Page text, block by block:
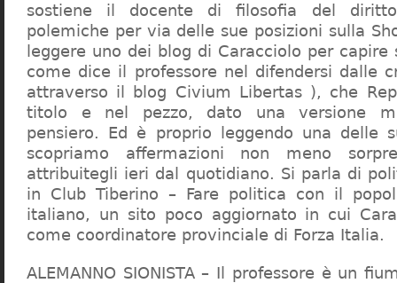
sostiene il docente di filosofia del
polemiche per via delle sue posizioni sulla
leggere uno dei blog di Caracciolo per
come dice il professore nel difendersi dalle
attraverso il blog Civium Libertas ), che
titolo e nel pezzo, dato una versione
pensiero. Ed è proprio leggendo una delle
scopriamo affermazioni non meno
attribuitegli ieri dal quotidiano. Si parla di
in Club Tiberino – Fare politica con il
italiano, un sito poco aggiornato in cui
come coordinatore provinciale di Forza Italia.
ALEMANNO SIONISTA – Il professore è un